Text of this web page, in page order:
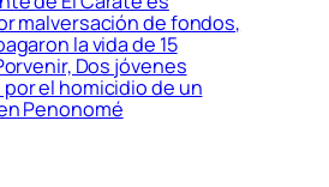
malversación de fondos,
la vida de 15
Dos jóvenes
el homicidio de un
Penonomé